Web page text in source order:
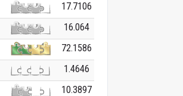
17.7106
16.064
72.1586
1.4646
10.3897